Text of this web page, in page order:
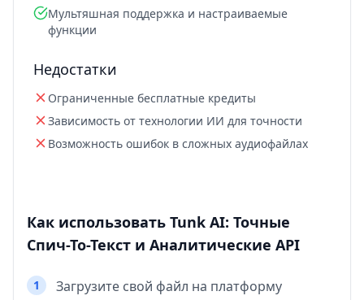
Мультяшная поддержка и настраиваемые
функции
Недостатки
Ограниченные бесплатные кредиты
Зависимость от технологии ИИ для точности
Возможность ошибок в сложных аудиофайлах
Как использовать Tunk AI: Точные
Спич-То-Текст и Аналитические API
1 Загрузите свой файл на платформу